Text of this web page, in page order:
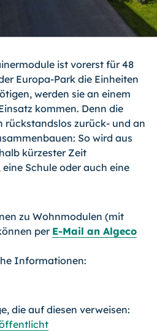
ist vorerst für 48
Eu­ro­pa-Park die Einheiten
werden sie an einem
kommen. Denn die
rückstandslos zu­rück- und an
So wird aus
kürzester Zeit
Schule oder auch eine
zu Wohnmodulen (mit
per E-Mail an Algeco
Informationen:
die auf diesen verweisen: